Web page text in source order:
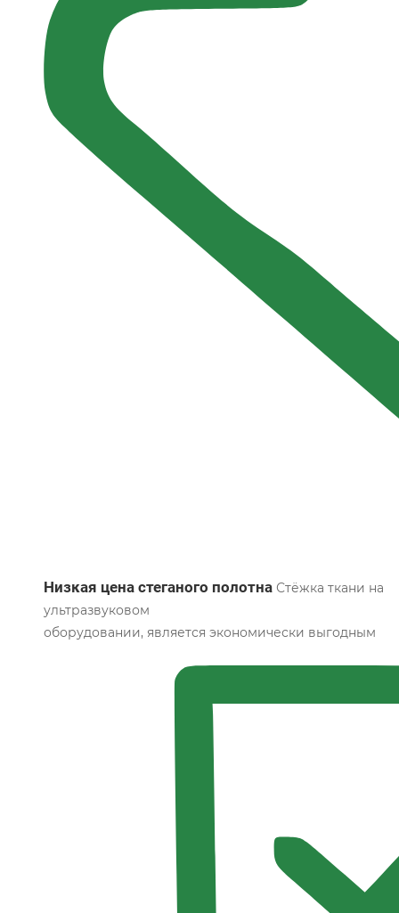
Низкая цена стеганого полотна Стёжка ткани на
ультразвуковом
оборудовании, является экономически выгодным